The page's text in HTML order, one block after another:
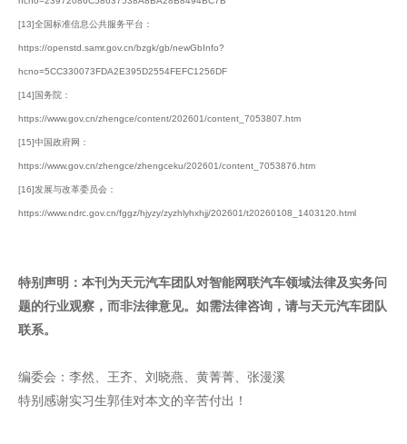
[13]全国标准信息公共服务平台：
https://openstd.samr.gov.cn/bzgk/gb/newGbInfo?
hcno=5CC330073FDA2E395D2554FEFC1256DF
[14]国务院：
https://www.gov.cn/zhengce/content/202601/content_7053807.htm
[15]中国政府网：
https://www.gov.cn/zhengce/zhengceku/202601/content_7053876.htm
[16]发展与改革委员会：
https://www.ndrc.gov.cn/fggz/hjyzy/zyzhlyhxhjj/202601/t20260108_1403120.html
特别声明：本刊为天元汽车团队对智能网联汽车领域法律及实务问
题的行业观察，而非法律意见。如需法律咨询，请与天元汽车团队
联系。
编委会：李然、王齐、刘晓燕、黄菁菁、张漫溪
特别感谢实习生郭佳对本文的辛苦付出！